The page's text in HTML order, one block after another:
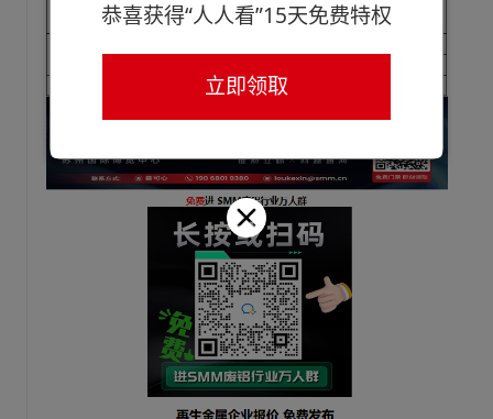
恭喜获得“人人看”15天免费特权
立即领取